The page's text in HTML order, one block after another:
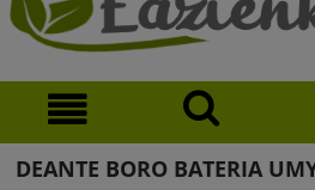
DEANTE BORO BATERIA